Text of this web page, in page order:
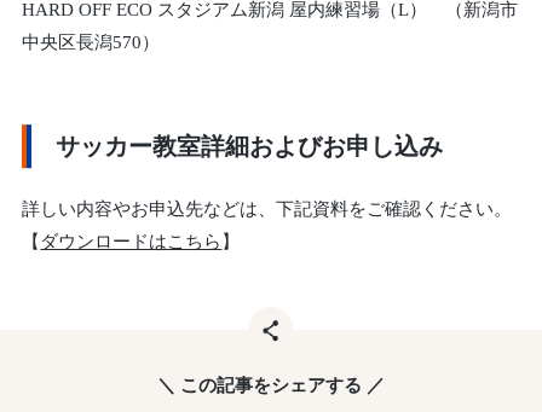
HARD OFF ECO スタジアム新潟 屋内練習場（L） （新潟市
中央区長潟570）
サッカー教室詳細およびお申し込み
詳しい内容やお申込先などは、下記資料をご確認ください。
【 ダウンロードはこちら 】
＼ この記事をシェアする ／